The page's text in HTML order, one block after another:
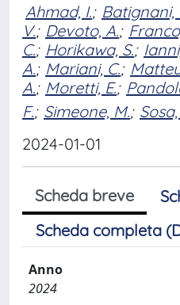
Ahmad, I.; Batignani,
V.; Devoto, A.;
C.; Horikawa, S.;
A.; Mariani, C.;
A.; Moretti, E.;
F.; Simeone, M.;
2024-01-01
Scheda breve
Scheda completa
Anno
2024